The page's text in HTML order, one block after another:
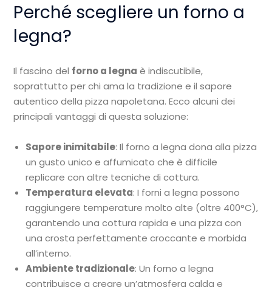
Perché scegliere un forno a
legna?
Il fascino del forno a legna è indiscutibile,
soprattutto per chi ama la tradizione e il sapore
autentico della pizza napoletana. Ecco alcuni dei
principali vantaggi di questa soluzione:
Sapore inimitabile: Il forno a legna dona alla pizza
un gusto unico e affumicato che è difficile
replicare con altre tecniche di cottura.
Temperatura elevata: I forni a legna possono
raggiungere temperature molto alte (oltre 400°C),
garantendo una cottura rapida e una pizza con
una crosta perfettamente croccante e morbida
all’interno.
Ambiente tradizionale: Un forno a legna
contribuisce a creare un’atmosfera calda e